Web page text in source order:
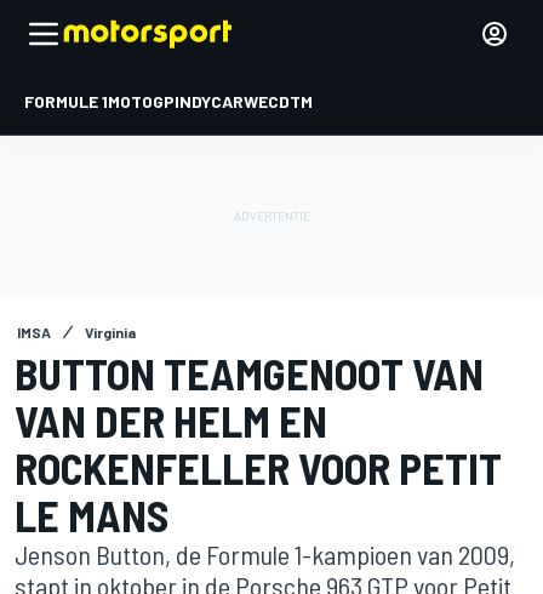
FORMULE 1MOTOGPINDYCARWECDTM
IMSA Virginia
BUTTON TEAMGENOOT VAN
VAN DER HELM EN
ROCKENFELLER VOOR PETIT
LE MANS
Jenson Button, de Formule 1-kampioen van 2009,
stapt in oktober in de Porsche 963 GTP voor Petit